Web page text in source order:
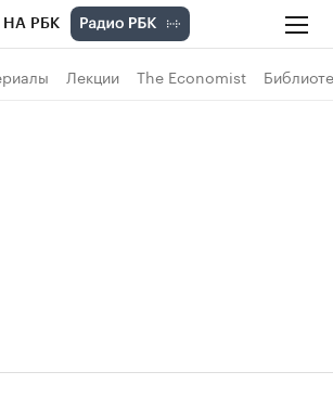
НА РБК
Лекции The Economist